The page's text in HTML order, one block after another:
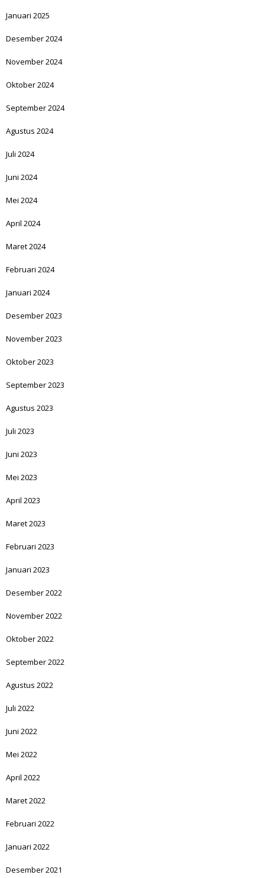
Januari 2025
Desember 2024
November 2024
Oktober 2024
September 2024
Agustus 2024
Juli 2024
Juni 2024
Mei 2024
April 2024
Maret 2024
Februari 2024
Januari 2024
Desember 2023
November 2023
Oktober 2023
September 2023
Agustus 2023
Juli 2023
Juni 2023
Mei 2023
April 2023
Maret 2023
Februari 2023
Januari 2023
Desember 2022
November 2022
Oktober 2022
September 2022
Agustus 2022
Juli 2022
Juni 2022
Mei 2022
April 2022
Maret 2022
Februari 2022
Januari 2022
Desember 2021